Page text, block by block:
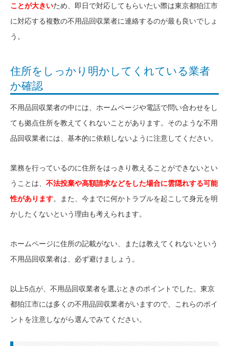
ことが大きいため、即日で対応してもらいたい際は東京都狛江市
に対応する複数の不用品回収業者に連絡するのが最も良いでしょ
う。
住所をしっかり明かしてくれている業者
か確認
不用品回収業者の中には、ホームページや電話で問い合わせをし
ても拠点住所を教えてくれないことがあります。そのような不用
品回収業者には、基本的に依頼しないように注意してください。
業務を行っているのに住所をはっきり教えることができないとい
うことは、 不法投棄や高額請求などをした場合に雲隠れする可能
性があります。また、今までに何かトラブルを起こして身元を明
かしたくないという理由も考えられます。
ホームページに住所の記載がない、または教えてくれないという
不用品回収業者は、必ず避けましょう。
以上5点が、不用品回収業者を選ぶときのポイントでした。東京
都狛江市には多くの不用品回収業者がいますので、これらのポイ
ントを注意しながら選んでみてください。